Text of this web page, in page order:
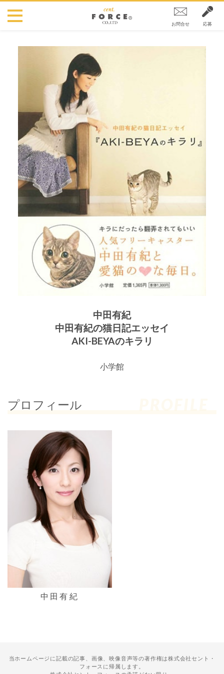
お問合せ 応募
中田有紀
中田有紀の猫日記エッセイ
AKI-BEYAのキラリ
小学館
プロフィール
中田有紀
当ホームページに記載の記事、画像、映像音声等の著作権は株式会社セント・
フォースに帰属します。